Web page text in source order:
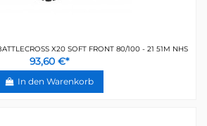
X20 SOFT FRONT 80/100 - 21 51M NHS
93,60 €*
In den Warenkorb